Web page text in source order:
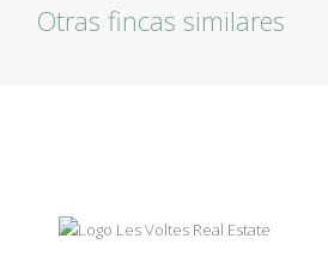
Otras fincas similares